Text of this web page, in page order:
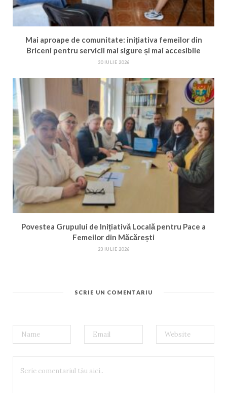
Mai aproape de comunitate: inițiativa femeilor din
Briceni pentru servicii mai sigure și mai accesibile
30 IULIE 2026
Povestea Grupului de Inițiativă Locală pentru Pace a
Femeilor din Măcărești
23 IULIE 2026
SCRIE UN COMENTARIU